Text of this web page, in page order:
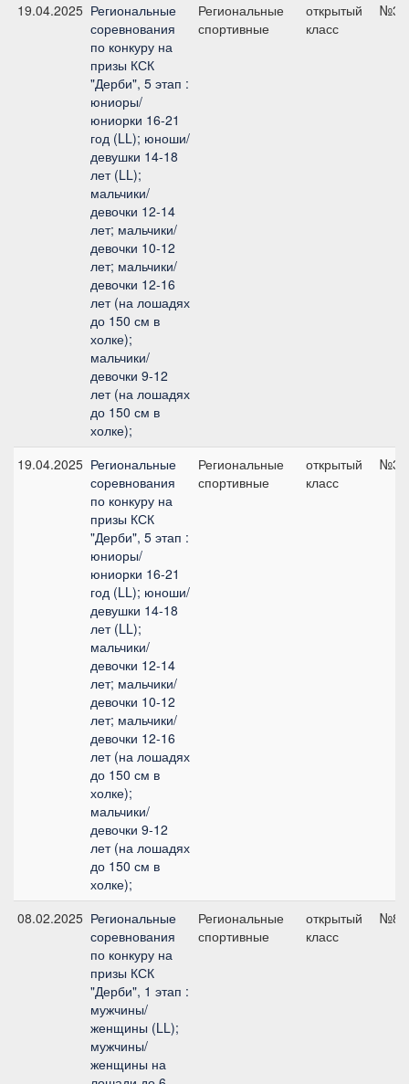
19.04.2025 Региональные
соревнования
по конкуру на
призы КСК
"Дерби", 5 этап :
юниоры/
юниорки 16-21
год (LL); юноши/
девушки 14-18
лет (LL);
мальчики/
девочки 12-14
лет; мальчики/
девочки 10-12
лет; мальчики/
девочки 12-16
лет (на лошадях
до 150 см в
холке);
мальчики/
девочки 9-12
лет (на лошадях
до 150 см в
холке);
Региональные
спортивные
открытый
класс
№3,
19.04.2025 Региональные
соревнования
по конкуру на
призы КСК
"Дерби", 5 этап :
юниоры/
юниорки 16-21
год (LL); юноши/
девушки 14-18
лет (LL);
мальчики/
девочки 12-14
лет; мальчики/
девочки 10-12
лет; мальчики/
девочки 12-16
лет (на лошадях
до 150 см в
холке);
мальчики/
девочки 9-12
лет (на лошадях
до 150 см в
холке);
Региональные
спортивные
открытый
класс
№3,
08.02.2025 Региональные
соревнования
по конкуру на
призы КСК
"Дерби", 1 этап :
мужчины/
женщины (LL);
мужчины/
женщины на
Региональные
спортивные
открытый
класс
№8,